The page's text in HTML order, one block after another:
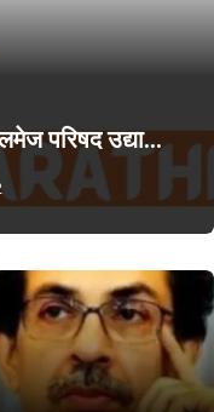
परिषद उद्या…